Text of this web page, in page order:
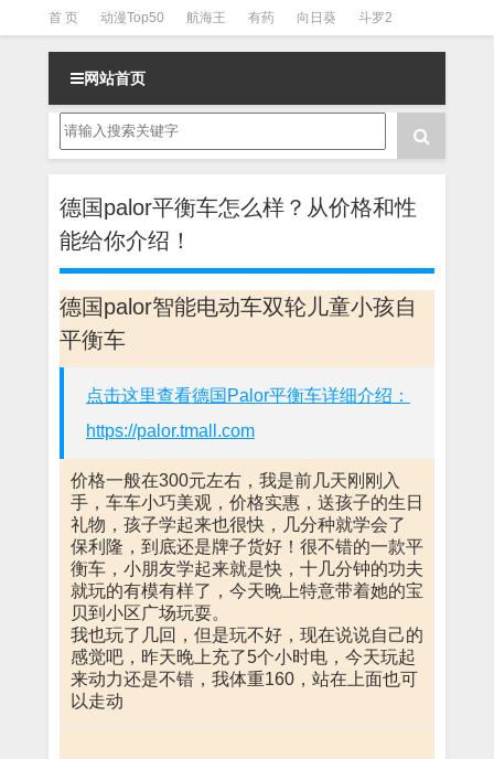
首 页 动漫Top50 航海王 有药 向日葵 斗罗2
斗罗3 火影 一拳超人 柯南 阴阳师 节目清单
网站首页
德国palor平衡车怎么样？从价格和性
能给你介绍！
德国palor智能电动车双轮儿童小孩自
平衡车
点击这里查看德国Palor平衡车详细介绍：
https://palor.tmall.com
价格一般在300元左右，我是前几天刚刚入
手，车车小巧美观，价格实惠，送孩子的生日
礼物，孩子学起来也很快，几分种就学会了
保利隆，到底还是牌子货好！很不错的一款平
衡车，小朋友学起来就是快，十几分钟的功夫
就玩的有模有样了，今天晚上特意带着她的宝
贝到小区广场玩耍。
我也玩了几回，但是玩不好，现在说说自己的
感觉吧，昨天晚上充了5个小时电，今天玩起
来动力还是不错，我体重160，站在上面也可
以走动